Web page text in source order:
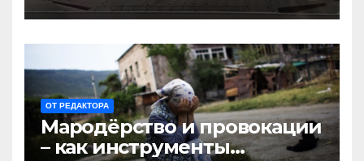
ОТ РЕДАКТОРА
Мародёрство и провокации
– как инструменты